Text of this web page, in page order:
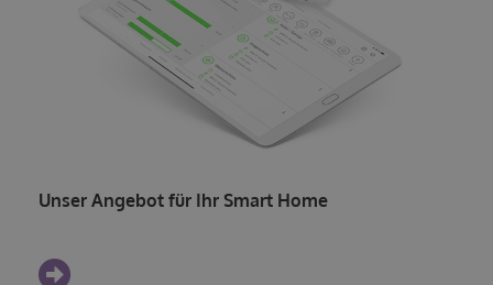
Unser Angebot für Ihr Smart Home